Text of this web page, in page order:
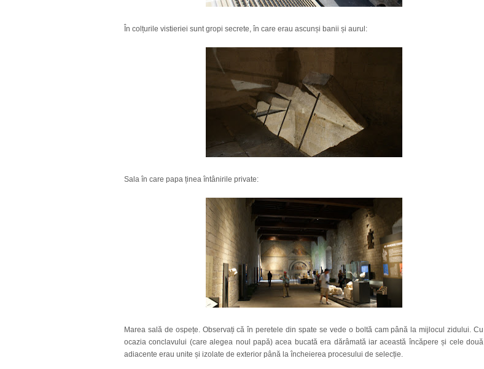
În colțurile vistieriei sunt gropi secrete, în care erau ascunși banii și aurul:
Sala în care papa ținea întânirile private:
Marea sală de ospețe. Observați că în peretele din spate se vede o boltă cam până la mijlocul zidului. Cu
ocazia conclavului (care alegea noul papă) acea bucată era dărâmată iar această încăpere și cele două
adiacente erau unite și izolate de exterior până la încheierea procesului de selecție.